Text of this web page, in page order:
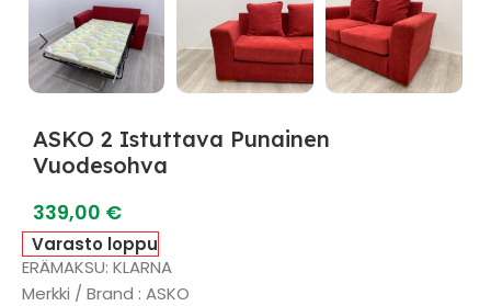
ASKO 2 Istuttava Punainen
Vuodesohva
339,00 €
Varasto loppu
ERÄMAKSU: KLARNA
Merkki / Brand : ASKO